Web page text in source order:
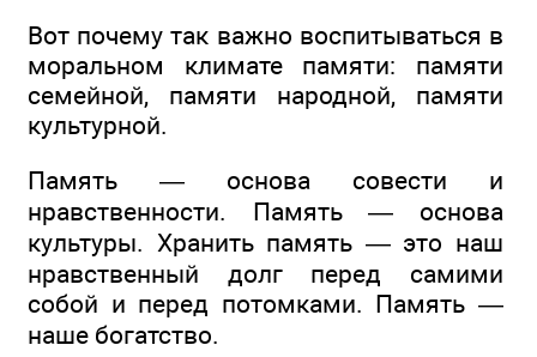
Вот почему так важно воспитываться в
моральном климате памяти: памяти
семейной, памяти народной, памяти
культурной.
Память — основа совести и
нравственности. Память — основа
культуры. Хранить память — это наш
нравственный долг перед самими
собой и перед потомками. Память —
наше богатство.